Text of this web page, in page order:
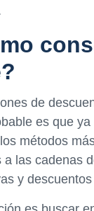
de
es que
métodos
a las cadenas
y